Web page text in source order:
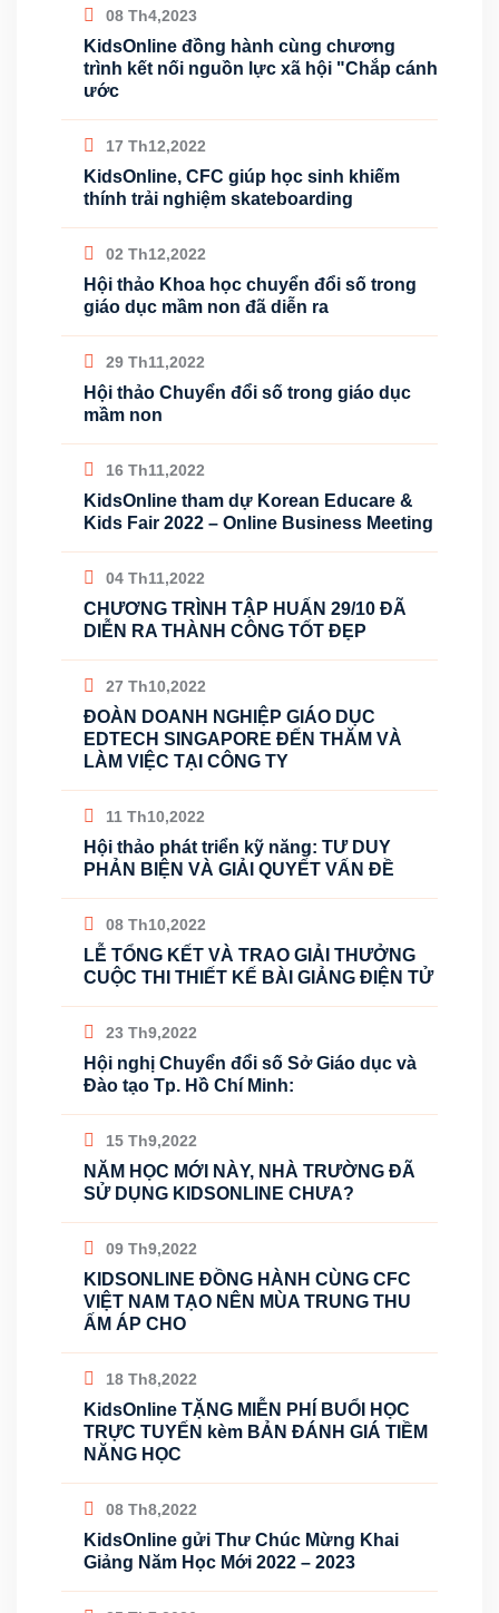
08 Th4,2023
KidsOnline đồng hành cùng chương
trình kết nối nguồn lực xã hội "Chắp cánh
ước
17 Th12,2022
KidsOnline, CFC giúp học sinh khiếm
thính trải nghiệm skateboarding
02 Th12,2022
Hội thảo Khoa học chuyển đổi số trong
giáo dục mầm non đã diễn ra
29 Th11,2022
Hội thảo Chuyển đổi số trong giáo dục
mầm non
16 Th11,2022
KidsOnline tham dự Korean Educare &
Kids Fair 2022 – Online Business Meeting
04 Th11,2022
CHƯƠNG TRÌNH TẬP HUẤN 29/10 ĐÃ
DIỄN RA THÀNH CÔNG TỐT ĐẸP
27 Th10,2022
ĐOÀN DOANH NGHIỆP GIÁO DỤC
EDTECH SINGAPORE ĐẾN THĂM VÀ
LÀM VIỆC TẠI CÔNG TY
11 Th10,2022
Hội thảo phát triển kỹ năng: TƯ DUY
PHẢN BIỆN VÀ GIẢI QUYẾT VẤN ĐỀ
08 Th10,2022
LỄ TỔNG KẾT VÀ TRAO GIẢI THƯỞNG
CUỘC THI THIẾT KẾ BÀI GIẢNG ĐIỆN TỬ
23 Th9,2022
Hội nghị Chuyển đổi số Sở Giáo dục và
Đào tạo Tp. Hồ Chí Minh:
15 Th9,2022
NĂM HỌC MỚI NÀY, NHÀ TRƯỜNG ĐÃ
SỬ DỤNG KIDSONLINE CHƯA?
09 Th9,2022
KIDSONLINE ĐỒNG HÀNH CÙNG CFC
VIỆT NAM TẠO NÊN MÙA TRUNG THU
ẤM ÁP CHO
18 Th8,2022
KidsOnline TẶNG MIỄN PHÍ BUỔI HỌC
TRỰC TUYẾN kèm BẢN ĐÁNH GIÁ TIỀM
NĂNG HỌC
08 Th8,2022
KidsOnline gửi Thư Chúc Mừng Khai
Giảng Năm Học Mới 2022 – 2023